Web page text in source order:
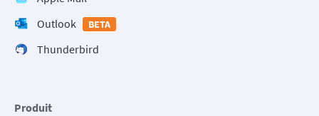
Outlook
BETA
Thunderbird
Produit